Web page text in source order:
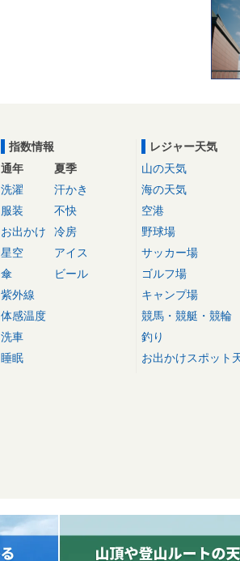
指数情報
通年
洗濯
服装
お出かけ
星空
傘
紫外線
体感温度
洗車
睡眠
夏季
汗かき
不快
冷房
アイス
ビール
レジャー天気
山の天気
海の天気
空港
野球場
サッカー場
ゴルフ場
キャンプ場
競馬・競艇・競輪
釣り
お出かけスポット